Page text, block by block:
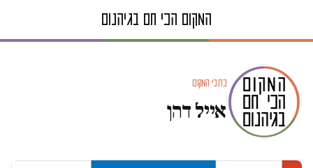
כתבי המקום
אייל דהן